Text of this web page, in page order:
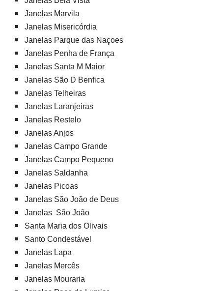
Janelas Marvila
Janelas Misericórdia
Janelas Parque das Naçoes
Janelas Penha de França
Janelas Santa M Maior
Janelas São D Benfica
Janelas Telheiras
Janelas Laranjeiras
Janelas Restelo
Janelas Anjos
Janelas Campo Grande
Janelas Campo Pequeno
Janelas Saldanha
Janelas Picoas
Janelas São João de Deus
Janelas São João
Santa Maria dos Olivais
Santo Condestável
Janelas Lapa
Janelas Mercês
Janelas Mouraria